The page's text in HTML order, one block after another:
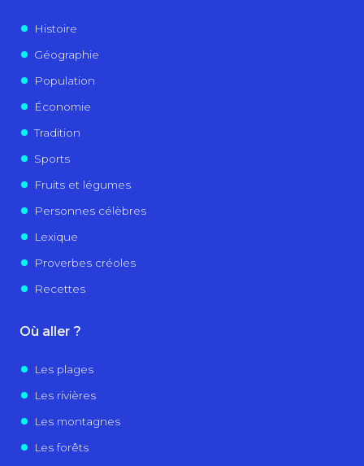
Histoire
Géographie
Population
Économie
Tradition
Sports
Fruits et légumes
Personnes célèbres
Lexique
Proverbes créoles
Recettes
Où aller ?
Les plages
Les rivières
Les montagnes
Les forêts